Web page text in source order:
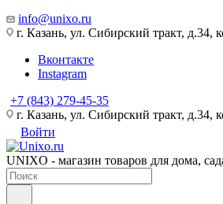
info@unixo.ru
г. Казань, ул. Сибирский тракт, д.34,
Вконтакте
Instagram
+7 (843) 279-45-35
г. Казань, ул. Сибирский тракт, д.34,
Войти
UNIXO - магазин товаров для дома,